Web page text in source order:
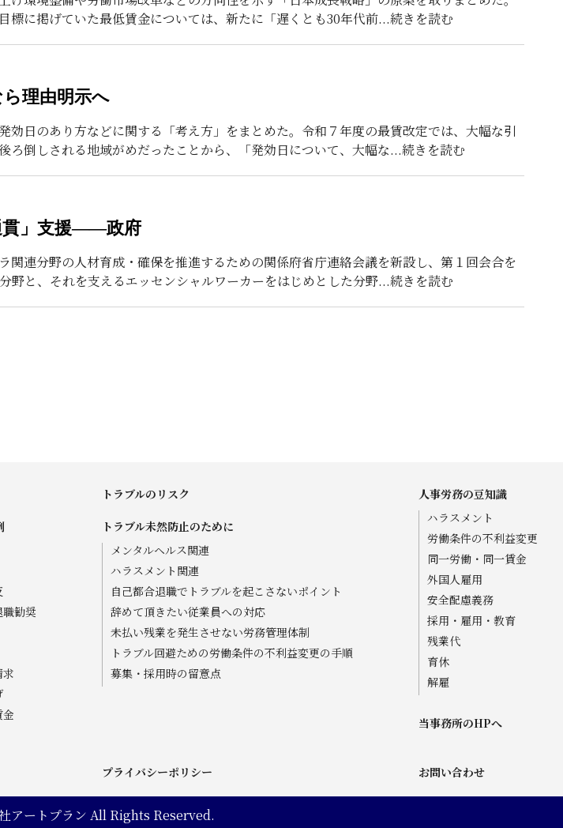
標に掲げていた最低賃金については、新たに「遅くとも30年代前...続きを読む
理由明示へ
効日のあり方などに関する「考え方」をまとめた。令和７年度の最賃改定では、大幅な引
ろ倒しされる地域がめだったことから、「発効日について、大幅な...続きを読む
貫」支援――政府
関連分野の人材育成・確保を推進するための関係府省庁連絡会議を新設し、第１回会合を
野と、それを支えるエッセンシャルワーカーをはじめとした分野...続きを読む
勧奨
トラブルのリスク
トラブル未然防止のために
メンタルヘルス関連
ハラスメント関連
自己都合退職でトラブルを起こさないポイント
辞めて頂きたい従業員への対応
未払い残業を発生させない労務管理体制
トラブル回避ための労働条件の不利益変更の手順
募集・採用時の留意点
プライバシーポリシー
人事労務の豆知識
ハラスメント
労働条件の不利益変更
同一労働・同一賃金
外国人雇用
安全配慮義務
採用・雇用・教育
残業代
育休
解雇
当事務所のHPへ
お問い合わせ
アートプラン All Rights Reserved.